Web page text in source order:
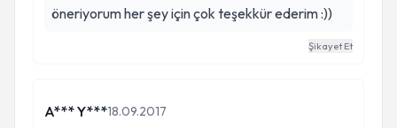
öneriyorum her şey için çok teşekkür ederim :))
Şikayet Et
A*** Y***18.09.2017